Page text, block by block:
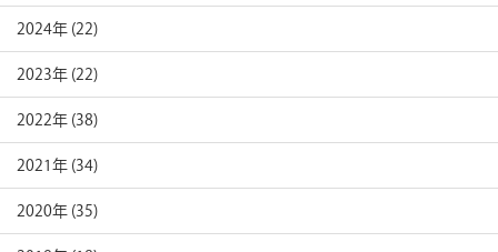
2024年 (22)
2023年 (22)
2022年 (38)
2021年 (34)
2020年 (35)